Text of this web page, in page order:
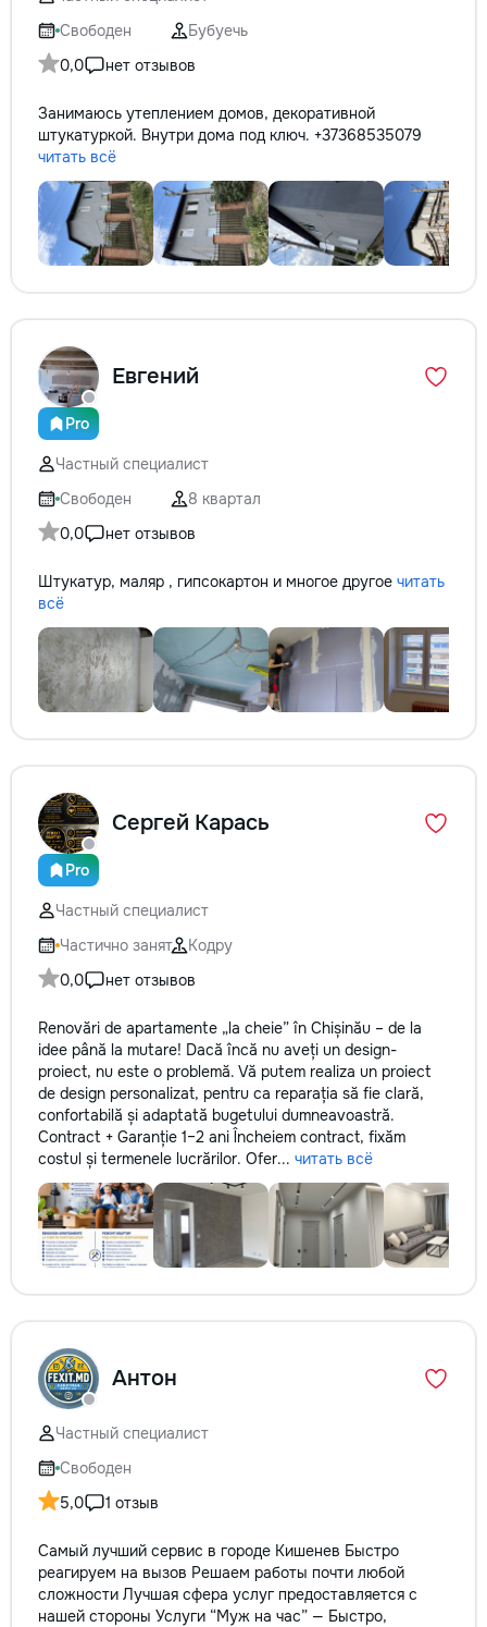
не включается? Не спешите
покупать новую! Спасем ваш
бюджет.
Свободен
Бубуечь
0,0
нет отзывов
Занимаюсь утеплением домов, декоративной
штукатуркой. Внутри дома под ключ. +37368535079
читать всё
Pro
Евгений
Частный специалист
Свободен
8 квартал
0,0
нет отзывов
Штукатур, маляр , гипсокартон и многое другое читать
всё
Pro
Сергей Карась
Частный специалист
Частично занят
Кодру
0,0
нет отзывов
Renovări de apartamente „la cheie” în Chișinău – de la
idee până la mutare! Dacă încă nu aveți un design-
proiect, nu este o problemă. Vă putem realiza un proiect
de design personalizat, pentru ca reparația să fie clară,
confortabilă și adaptată bugetului dumneavoastră.
Contract + Garanție 1–2 ani Încheiem contract, fixăm
costul și termenele lucrărilor. Ofer... читать всё
Антон
Частный специалист
Свободен
5,0
1 отзыв
Самый лучший сервис в городе Кишенев Быстро
реагируем на вызов Решаем работы почти любой
сложности Лучшая сфера услуг предоставляется с
нашей стороны Услуги “Муж на час” — Быстро,